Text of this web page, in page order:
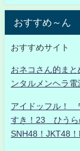
おすすめ～ん
おすすめサイト
おネコさん的ま
ンタルメンヘラ
アイドッフル！
すき！23 ひうら
SNH48！JKT48